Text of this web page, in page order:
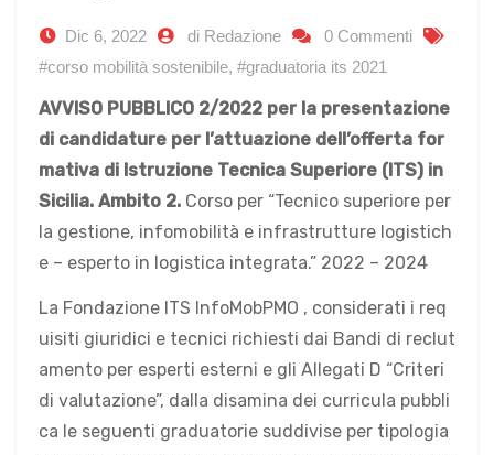
Dic 6, 2022 di Redazione
0 Commenti
#corso mobilità sostenibile, #graduatoria its 2021
AVVISO PUBBLICO 2/2022 per la presentazione
di candidature per l’attuazione dell’offerta for
mativa di Istruzione Tecnica Superiore (ITS) in
Sicilia. Ambito 2. Corso per “Tecnico superiore per
la gestione, infomobilità e infrastrutture logistich
e – esperto in logistica integrata.” 2022 – 2024
La Fondazione ITS InfoMobPMO , considerati i req
uisiti giuridici e tecnici richiesti dai Bandi di reclut
amento per esperti esterni e gli Allegati D “Criteri
di valutazione”, dalla disamina dei curricula pubbli
ca le seguenti graduatorie suddivise per tipologia